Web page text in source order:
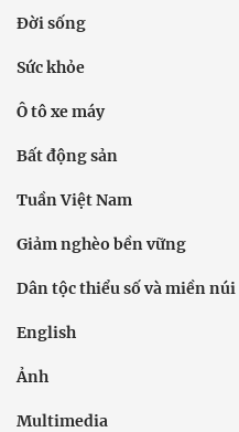
Đời sống
Sức khỏe
Ô tô xe máy
Bất động sản
Tuần Việt Nam
Giảm nghèo bền vững
Dân tộc thiểu số và miền núi
English
Ảnh
Multimedia